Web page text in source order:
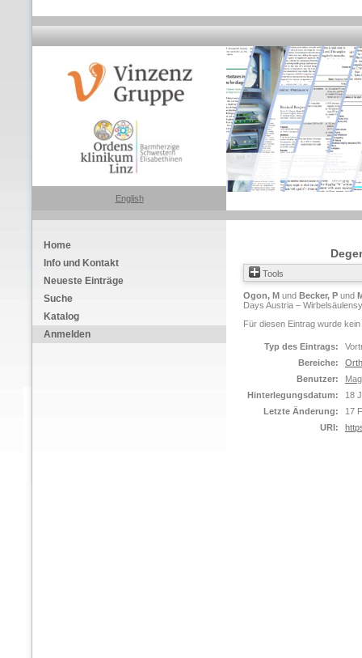
English
Home
Info und Kontakt
Neueste Einträge
Suche
Katalog
Anmelden
Tools
Ogon, M und Becker, P und
Days Austria –
Für diesen Eintrag wurde
Typ des Eintrags:
Bereiche:
Benutzer:
Hinterlegungsdatum:
18
Letzte Änderung:
17
URI: